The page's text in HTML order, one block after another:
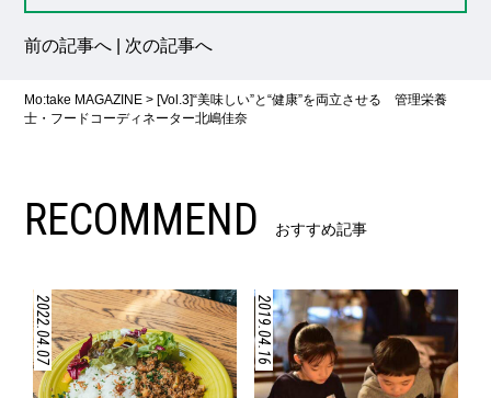
前の記事へ 次の記事へ
Mo:take MAGAZINE > [Vol.3]“美味しい”と“健康”を両立させる 管理栄養
士・フードコーディネーター北嶋佳奈
RECOMMEND おすすめ記事
2022.04.07 2019.04.16